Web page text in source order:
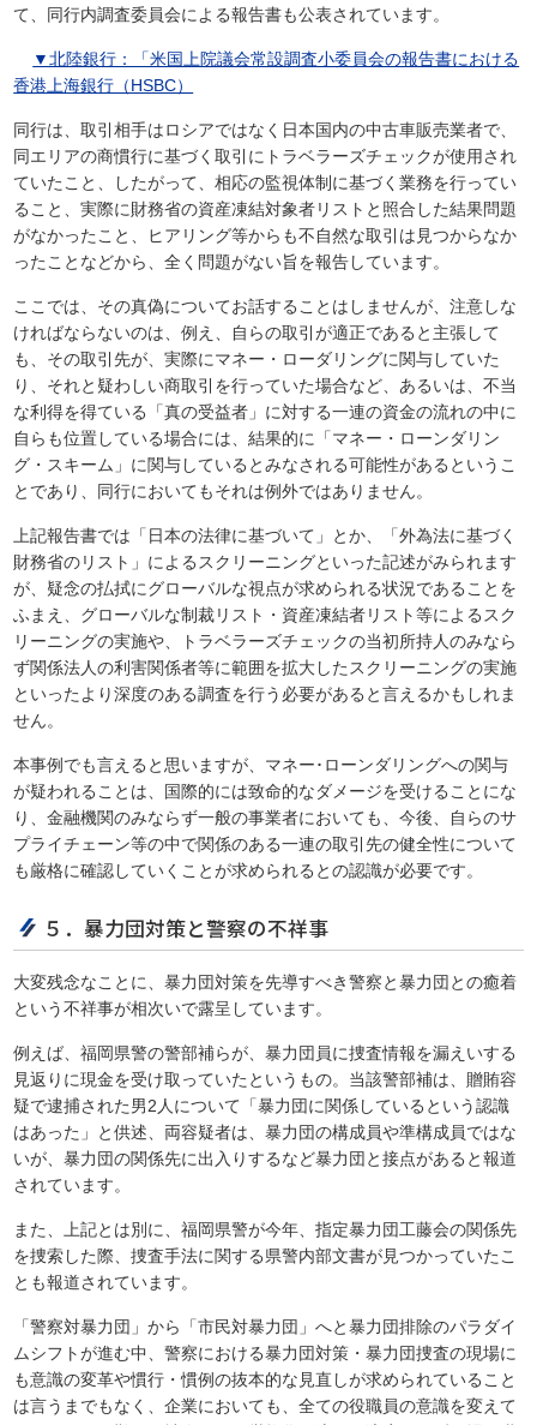
て、同行内調査委員会による報告書も公表されています。
▼北陸銀行：「米国上院議会常設調査小委員会の報告書における
香港上海銀行（HSBC）
同行は、取引相手はロシアではなく日本国内の中古車販売業者で、
同エリアの商慣行に基づく取引にトラベラーズチェックが使用され
ていたこと、したがって、相応の監視体制に基づく業務を行ってい
ること、実際に財務省の資産凍結対象者リストと照合した結果問題
がなかったこと、ヒアリング等からも不自然な取引は見つからなか
ったことなどから、全く問題がない旨を報告しています。
ここでは、その真偽についてお話することはしませんが、注意しな
ければならないのは、例え、自らの取引が適正であると主張して
も、その取引先が、実際にマネー・ローダリングに関与していた
り、それと疑わしい商取引を行っていた場合など、あるいは、不当
な利得を得ている「真の受益者」に対する一連の資金の流れの中に
自らも位置している場合には、結果的に「マネー・ローンダリン
グ・スキーム」に関与しているとみなされる可能性があるというこ
とであり、同行においてもそれは例外ではありません。
上記報告書では「日本の法律に基づいて」とか、「外為法に基づく
財務省のリスト」によるスクリーニングといった記述がみられます
が、疑念の払拭にグローバルな視点が求められる状況であることを
ふまえ、グローバルな制裁リスト・資産凍結者リスト等によるスク
リーニングの実施や、トラベラーズチェックの当初所持人のみなら
ず関係法人の利害関係者等に範囲を拡大したスクリーニングの実施
といったより深度のある調査を行う必要があると言えるかもしれま
せん。
本事例でも言えると思いますが、マネー･ローンダリングへの関与
が疑われることは、国際的には致命的なダメージを受けることにな
り、金融機関のみならず一般の事業者においても、今後、自らのサ
プライチェーン等の中で関係のある一連の取引先の健全性について
も厳格に確認していくことが求められるとの認識が必要です。
５．暴力団対策と警察の不祥事
大変残念なことに、暴力団対策を先導すべき警察と暴力団との癒着
という不祥事が相次いで露呈しています。
例えば、福岡県警の警部補らが、暴力団員に捜査情報を漏えいする
見返りに現金を受け取っていたというもの。当該警部補は、贈賄容
疑で逮捕された男2人について「暴力団に関係しているという認識
はあった」と供述、両容疑者は、暴力団の構成員や準構成員ではな
いが、暴力団の関係先に出入りするなど暴力団と接点があると報道
されています。
また、上記とは別に、福岡県警が今年、指定暴力団工藤会の関係先
を捜索した際、捜査手法に関する県警内部文書が見つかっていたこ
とも報道されています。
「警察対暴力団」から「市民対暴力団」へと暴力団排除のパラダイ
ムシフトが進む中、警察における暴力団対策・暴力団捜査の現場に
も意識の変革や慣行・慣例の抜本的な見直しが求められていること
は言うまでもなく、企業においても、全ての役職員の意識を変えて